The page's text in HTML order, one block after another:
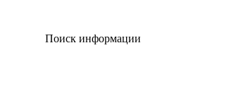
Поиск информации